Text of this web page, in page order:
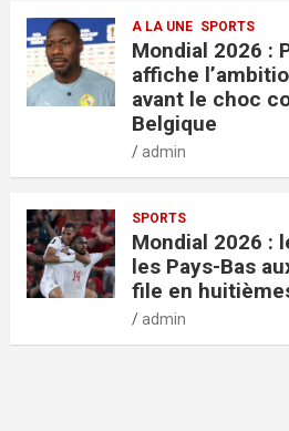
A LA UNE SPORTS
Mondial 2026 :
affiche
avant le choc
Belgique
admin
SPORTS
Mondial 2026 :
les Pays-Bas
file en
admin